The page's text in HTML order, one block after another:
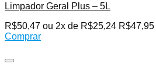
Limpador Geral Plus – 5L
R$50,47 ou 2x de R$25,24 R$47,95
Comprar